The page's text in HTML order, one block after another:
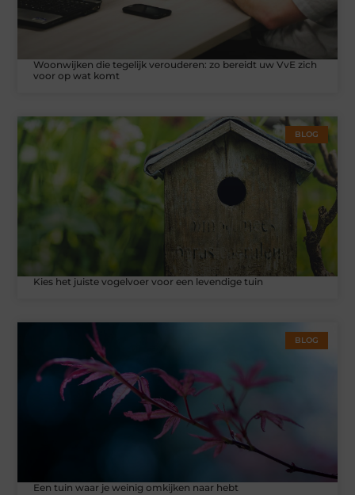
Woonwijken die tegelijk verouderen: zo bereidt uw VvE zich
voor op wat komt
BLOG
Kies het juiste vogelvoer voor een levendige tuin
BLOG
Een tuin waar je weinig omkijken naar hebt